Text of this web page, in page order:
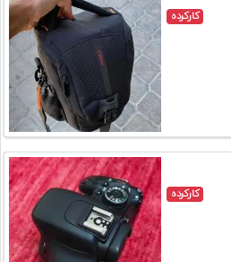
کارکرده
کارکرده